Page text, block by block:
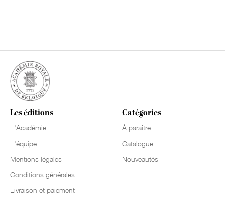
Les éditions
L'Académie
L'équipe
Mentions légales
Conditions générales
Livraison et paiement
Catégories
À paraître
Catalogue
Nouveautés